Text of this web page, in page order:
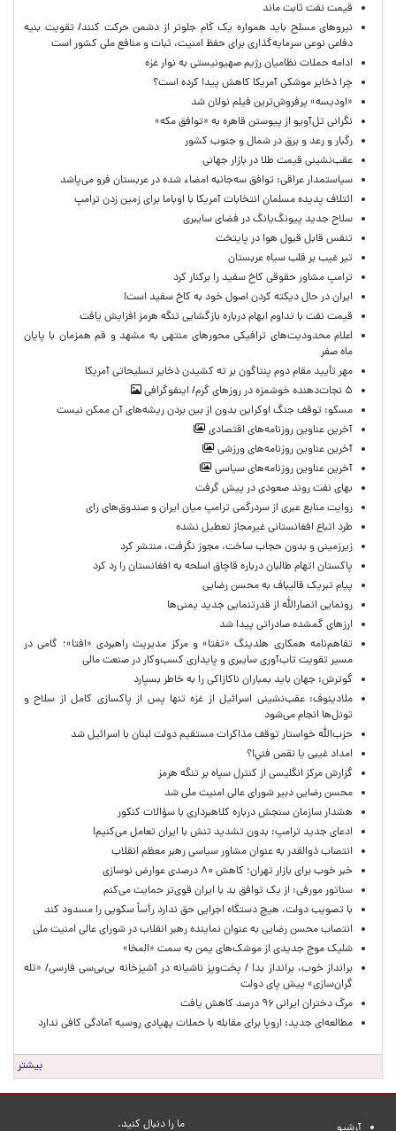
قیمت نفت ثابت ماند
نیروهای مسلح باید همواره یک گام جلوتر از دشمن حرکت کنند/ تقویت بنیه
دفاعی نوعی سرمایه‌گذاری برای حفظ امنیت، ثبات و منافع ملی کشور است
ادامه حملات نظامیان رژیم صهیونیستی به نوار غزه
چرا ذخایر موشکی آمریکا کاهش پیدا کرده است؟
«اودیسه» پرفروش‌ترین فیلم نولان شد
نگرانی تل‌آویو از پیوستن قاهره به «توافق مکه»
رگبار و رعد و برق در شمال و جنوب کشور
عقب‌نشینی قیمت طلا در بازار جهانی
سیاستمدار عراقی: توافق سه‌جانبه امضاء شده در عربستان فرو می‌پاشد
ائتلاف پدیده مسلمان انتخابات آمریکا با اوباما برای زمین زدن ترامپ
سلاح جدید پیونگ‌یانگ در فضای سایبری
تنفس قابل قبول هوا در پایتخت
تیر غیب بر قلب سیاه عربستان
ترامپ مشاور حقوقی کاخ سفید را برکنار کرد
ایران در حال دیکته کردن اصول خود به کاخ سفید است!
قیمت نفت با تداوم ابهام درباره بازگشایی تنگه هرمز افزایش یافت
اعلام محدودیت‌های ترافیکی محورهای منتهی به مشهد و قم همزمان با پایان
ماه صفر
مهر تأیید مقام دوم پنتاگون بر ته کشیدن ذخایر تسلیحاتی آمریکا
۵ نجات‌دهنده خوشمزه در روزهای گرم/ اینفوگرافی
مسکو: توقف جنگ اوکراین بدون از بین بردن ریشه‌های آن ممکن نیست
آخرین عناوین روزنامه‌های اقتصادی
آخرین عناوین روزنامه‌های ورزشی
آخرین عناوین روزنامه‌های سیاسی
بهای نفت روند صعودی در پیش گرفت
روایت منابع عبری از سردرگمی ترامپ میان ایران و صندوق‌های رای
طرد اتباع افغانستانی غیرمجاز تعطیل نشده
زیرزمینی و بدون حجاب ساخت، مجوز نگرفت، منتشر کرد
پاکستان اتهام طالبان درباره قاچاق اسلحه به افغانستان را رد کرد
پیام تبریک قالیباف به محسن رضایی
رونمایی انصارالله از قدرتنمایی جدید یمنی‌ها
ارزهای گمشده صادراتی پیدا شد
تفاهم‌نامه همکاری هلدینگ «تفتا» و مرکز مدیریت راهبردی «افتا»؛ گامی در
مسیر تقویت تاب‌آوری سایبری و پایداری کسب‌وکار در صنعت مالی
گوترش: جهان باید بمباران ناکازاکی را به‌ خاطر بسپارد
ملادینوف: عقب‌نشینی اسرائیل از غزه تنها پس از پاکسازی کامل از سلاح و
تونل‌ها انجام می‌شود
حزب‌الله خواستار توقف مذاکرات مستقیم دولت لبنان با اسرائیل شد
امداد غیبی يا نقص فني!؟
گزارش مرکز انگلیسی از کنترل سپاه بر تنگه هرمز
محسن رضایی دبیر شورای عالی امنیت ملی شد
هشدار سازمان سنجش درباره کلاهبرداری با سؤالات کنکور
ادعای جدید ترامپ: بدون تشدید تنش با ایران تعامل می‌کنیم!
انتصاب ذوالقدر به عنوان مشاور سیاسی رهبر معظم انقلاب
خبر خوب برای بازار تهران؛ کاهش ۸۰ درصدی عوارض نوسازی
سناتور مورفی: از یک توافق بد با ایران قوی‌تر حمایت می‌کنم
با تصویب دولت، هیچ دستگاه اجرایی حق ندارد رأساً سکویی را مسدود کند
انتصاب محسن رضایی به عنوان نماینده رهبر انقلاب در شورای عالی امنیت ملی
شلیک موج جدیدی از موشک‌های یمن به سمت «المخا»
برانداز خوب، برانداز بد! / پخت‌وپز ناشیانه در آشپزخانه‌ بی‌بی‌سی فارسی/ «تله
گران‌سازی» پیش پای دولت
مرگ دختران ایرانی ۹۶ درصد کاهش یافت
مطالعه‌ای جدید: اروپا برای مقابله با حملات پهپادی روسیه آمادگی کافی ندارد
بیشتر
ما را دنبال کنید.